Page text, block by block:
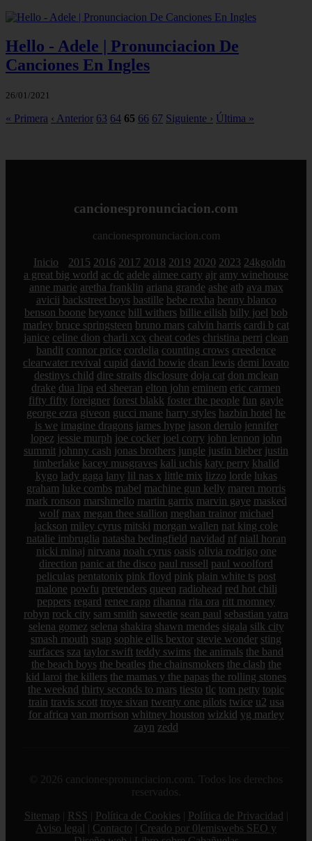
Hello - Adele | Pronunciacion De
Canciones En Ingles
26/01/2021
« Primera ‹ Anterior 63 64 65 66 67 Siguiente › Última »
cancionespronunciacion.com
cancionespronunciacion.com
Inicio 2015 2016 2017 2018 2019 2020 2023 24kgoldn
a great big world ac dc adele aimee carty ajr amy winehouse
anne marie aretha franklin ariana grande ashe atb ava max
avicii backstreet boys bastille bebe rexha benny blanco
benson boone beyonce bill withers billie eilish billy joel bob
marley bruce springsteen bruno mars calvin harris cardi b cat
janice celine dion charli xcx cheat codes christina perri clean
bandit connor price cordelia counting crows creedence
clearwater revival cupid david bowie dean lewis demi lovato
destinys child dire straits disclosure doja cat don mclean
drake dua lipa ed sheeran elton john eminem eric carmen
fifty fifty foreigner forest blakk foster the people fun gayle
george ezra giveon gucci mane harry styles hazbin hotel he
is we imagine dragons james hype jason derulo jennifer
lopez jessie murph joe cocker joel corry john lennon john
summit johnny cash jonas brothers jungle justin bieber justin
timberlake kacey musgraves kali uchis katy perry khalid
kygo lady gaga lany lil nas x little mix lizzo lorde lukas
graham luke combs mabel machine gun kelly maren morris
mark ronson marshmello martin garrix marvin gaye masked
wolf max megan thee stallion meghan trainor michael
jackson miley cyrus mitski morgan wallen nat king cole
natalie imbruglia natasha bedingfield navidad nf niall horan
nicki minaj nirvana noah cyrus oasis olivia rodrigo one
direction panic at the disco paul russell paul woolford
peliculas pentatonix pink floyd pink plain white ts post
malone powfu pretenders queen radiohead red hot chili
peppers regard renee rapp rihanna rita ora ritt momney
robyn rock city sam smith saweetie sean paul sebastian yatra
selena gomez selena shakira shawn mendes sigala silk city
smash mouth snap sophie ellis bextor stevie wonder sting
surfaces sza taylor swift teddy swims the animals the band
the beach boys the beatles the chainsmokers the clash the
kid laroi the killers the mamas y the papas the rolling stones
the weeknd thirty seconds to mars tiesto tlc tom petty topic
train travis scott troye sivan twenty one pilots twice u2 usa
for africa van morrison whitney houston wizkid yg marley
zayn zedd
© 2026 cancionespronunciacion.com. Todos los derechos
reservados.
Sitemap
RSS Política de Cookies Política de Privacidad
Aviso legal
Contacto
Creado por 0lemiswebs SEO y